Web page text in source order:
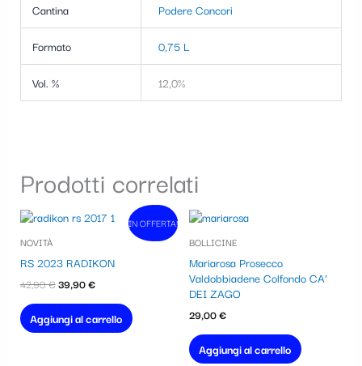
Cantina Podere Concori
Formato 0,75 L
Vol. % 12,0%
Prodotti correlati
In vendita!
IN OFFERTA!
NOVITÀ
RS 2023 RADIKON
42,90€
Il
era:
39,90€
Il
è:
Aggiungi al carrello
BOLLICINE
Mariarosa Prosecco
Valdobbiadene Colfondo CA’
DEI ZAGO
29,00€
Aggiungi al carrello